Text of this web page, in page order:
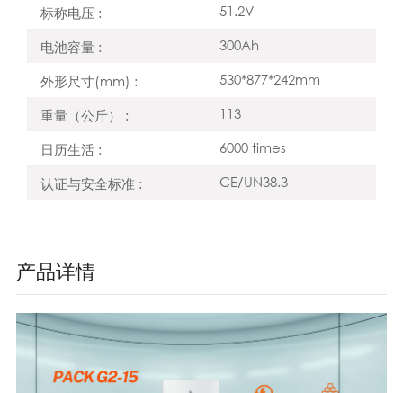
标称电压 :
51.2V
电池容量 :
300Ah
外形尺寸(mm) :
530*877*242mm
重量（公斤） :
113
日历生活 :
6000 times
认证与安全标准 :
CE/UN38.3
产品详情